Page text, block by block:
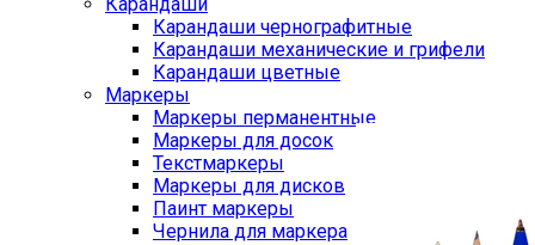
Карандаши
Карандаши чернографитные
Карандаши механические и грифели
Карандаши цветные
Маркеры
Маркеры перманентные
Маркеры для досок
Текстмаркеры
Маркеры для дисков
Паинт маркеры
Чернила для маркера